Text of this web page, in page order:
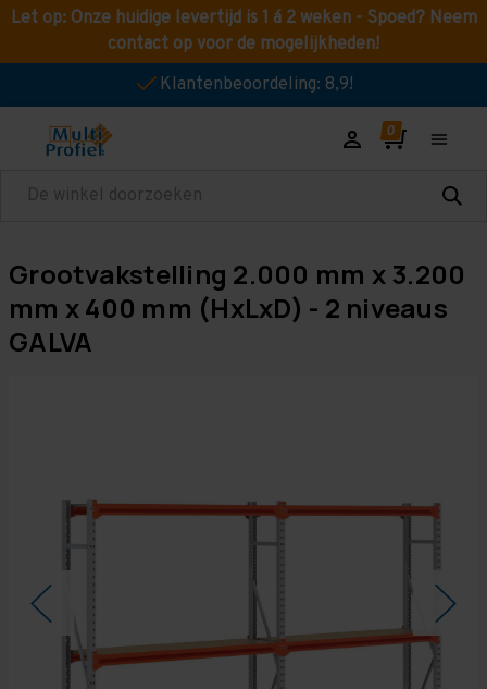
Let op: Onze huidige levertijd is 1 á 2 weken - Spoed? Neem
contact op voor de mogelijkheden!
Klantenbeoordeling: 8,9!
Zoeken
Grootvakstelling 2.000 mm x 3.200
mm x 400 mm (HxLxD) - 2 niveaus
GALVA